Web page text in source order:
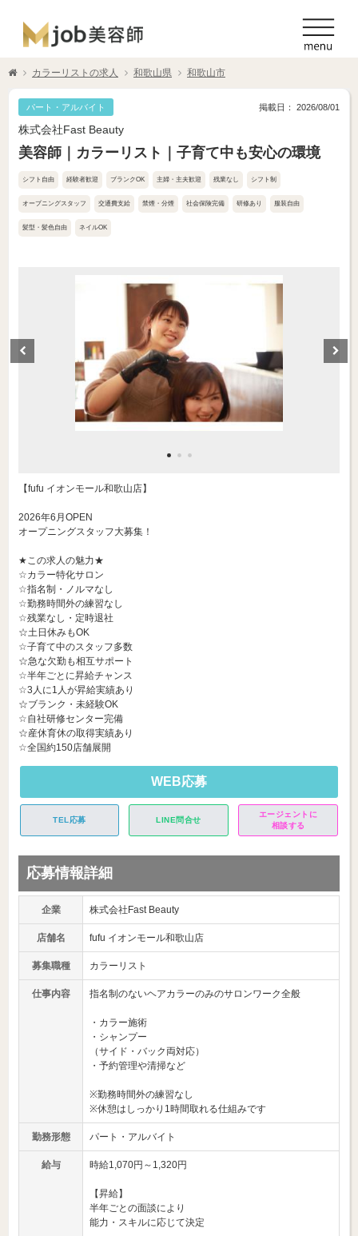
カラーリストの求人 和歌山県 和歌山市
パート・アルバイト 掲載日： 2026/08/01
株式会社Fast Beauty
美容師｜カラーリスト｜子育て中も安心の環境
シフト自由 経験者歓迎 ブランクOK 主婦・主夫歓迎 残業なし シフト制
オープニングスタッフ 交通費支給 禁煙・分煙 社会保険完備 研修あり 服装自由
髪型・髪色自由 ネイルOK
【fufu イオンモール和歌山店】
2026年6月OPEN
オープニングスタッフ大募集！
★この求人の魅力★
☆カラー特化サロン
☆指名制・ノルマなし
☆勤務時間外の練習なし
☆残業なし・定時退社
☆土日休みもOK
☆子育て中のスタッフ多数
☆急な欠勤も相互サポート
☆半年ごとに昇給チャンス
☆3人に1人が昇給実績あり
☆ブランク・未経験OK
☆自社研修センター完備
☆産休育休の取得実績あり
☆全国約150店舗展開
WEB応募
TEL応募 LINE問合せ
エージェントに
相談する
応募情報詳細
企業 株式会社Fast Beauty
店舗名 fufu イオンモール和歌山店
募集職種 カラーリスト
仕事内容 指名制のないヘアカラーのみのサロンワーク全般
・カラー施術
・シャンプー
（サイド・バック両対応）
・予約管理や清掃など
※勤務時間外の練習なし
※休憩はしっかり1時間取れる仕組みです
勤務形態 パート・アルバイト
給与 時給1,070円～1,320円
【昇給】
半年ごとの面談により
能力・スキルに応じて決定